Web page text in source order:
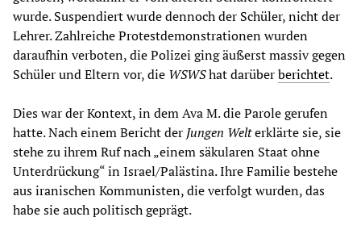
wurde. Suspendiert wurde dennoch der Schüler, nicht der
Lehrer. Zahlreiche Protestdemonstrationen wurden
daraufhin verboten, die Polizei ging äußerst massiv gegen
Schüler und Eltern vor, die WSWShat darüberberichtet.
Dies war der Kontext, in dem Ava M. die Parole gerufen
hatte. Nach einem Bericht der Jungen Welterklärte sie, sie
stehe zu ihrem Ruf nach „einem säkularen Staat ohne
Unterdrückung“ in Israel/Palästina. Ihre Familie bestehe
aus iranischen Kommunisten, die verfolgt wurden, das
habe sie auch politisch geprägt.